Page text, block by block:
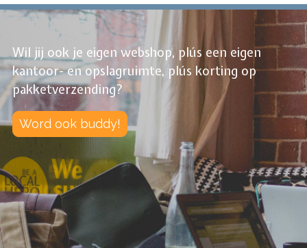
Wil jij ook je eigen webshop, plús een eigen
kantoor- en opslagruimte, plús korting op
pakketverzending?
Word ook buddy!